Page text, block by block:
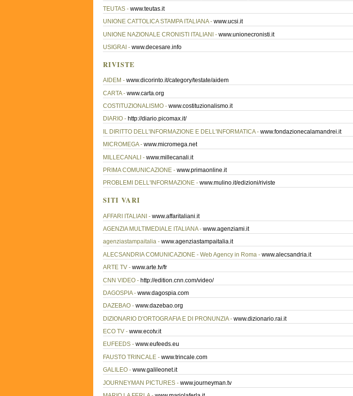
TEUTAS - www.teutas.it
UNIONE CATTOLICA STAMPA ITALIANA - www.ucsi.it
UNIONE NAZIONALE CRONISTI ITALIANI - www.unionecronisti.it
USIGRAI - www.decesare.info
RIVISTE
AIDEM - www.dicorinto.it/category/testate/aidem
CARTA - www.carta.org
COSTITUZIONALISMO - www.costituzionalismo.it
DIARIO - http://diario.picomax.it/
IL DIRITTO DELL'INFORMAZIONE E DELL'INFORMATICA - www.fondazionecalamandrei.it
MICROMEGA - www.micromega.net
MILLECANALI - www.millecanali.it
PRIMA COMUNICAZIONE - www.primaonline.it
PROBLEMI DELL'INFORMAZIONE - www.mulino.it/edizioni/riviste
SITI VARI
AFFARI ITALIANI - www.affaritaliani.it
AGENZIA MULTIMEDIALE ITALIANA - www.agenziami.it
agenziastampaitalia - www.agenziastampaitalia.it
ALECSANDRIA COMUNICAZIONE - Web Agency in Roma - www.alecsandria.it
ARTE TV - www.arte.tv/fr
CNN VIDEO - http://edition.cnn.com/video/
DAGOSPIA - www.dagospia.com
DAZEBAO - www.dazebao.org
DIZIONARIO D'ORTOGRAFIA E DI PRONUNZIA - www.dizionario.rai.it
ECO TV - www.ecotv.it
EUFEEDS - www.eufeeds.eu
FAUSTO TRINCALE - www.trincale.com
GALILEO - www.galileonet.it
JOURNEYMAN PICTURES - www.journeyman.tv